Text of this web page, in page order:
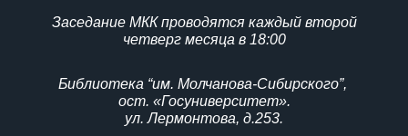
Заседание МКК проводятся каждый второй
четверг месяца в 18:00
Библиотека “им. Молчанова-Сибирского”,
ост. «Госуниверситет».
ул. Лермонтова, д.253.